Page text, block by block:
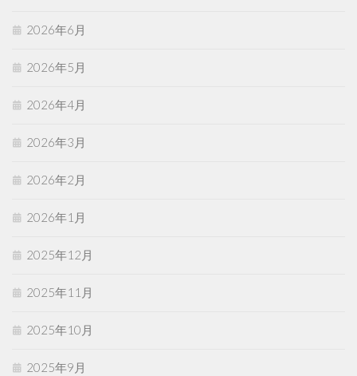
2026年6月
2026年5月
2026年4月
2026年3月
2026年2月
2026年1月
2025年12月
2025年11月
2025年10月
2025年9月